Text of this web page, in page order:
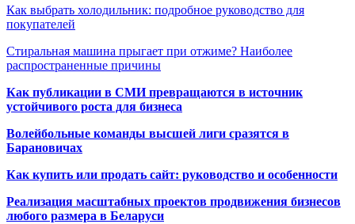
Как выбрать холодильник: подробное руководство для
покупателей
Стиральная машина прыгает при отжиме? Наиболее
распространенные причины
Как публикации в СМИ превращаются в источник
устойчивого роста для бизнеса
Волейбольные команды высшей лиги сразятся в
Барановичах
Как купить или продать сайт: руководство и особенности
Реализация масштабных проектов продвижения бизнесов
любого размера в Беларуси